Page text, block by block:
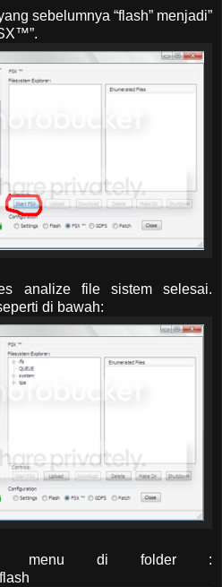
sebelumnya “flash” menjadi”
analize file sistem selesai.
di bawah:
menu di folder :